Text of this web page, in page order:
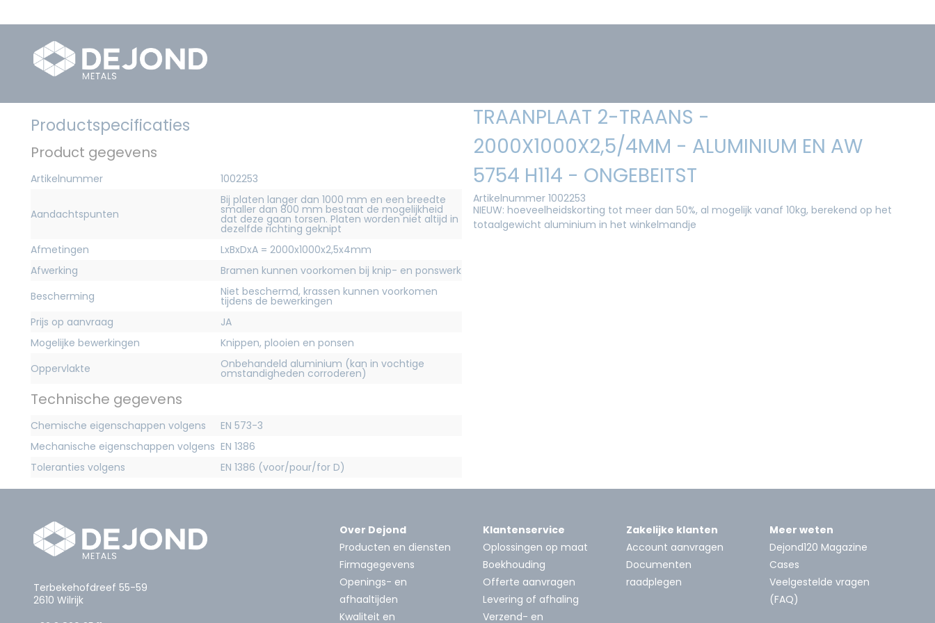
Productspecificaties
Product gegevens
Artikelnummer 1002253
Aandachtspunten
Bij platen langer dan 1000 mm en een breedte
smaller dan 800 mm bestaat de mogelijkheid
dat deze gaan torsen. Platen worden niet altijd in
dezelfde richting geknipt
Afmetingen
LxBxDxA = 2000x1000x2,5x4mm
Afwerking
Bramen kunnen voorkomen bij knip- en ponswerk
Bescherming
Niet beschermd, krassen kunnen voorkomen
tijdens de bewerkingen
Prijs op aanvraag
JA
Mogelijke bewerkingen
Knippen, plooien en ponsen
Oppervlakte
Onbehandeld aluminium (kan in vochtige
omstandigheden corroderen)
Technische gegevens
Chemische eigenschappen volgens
EN 573-3
Mechanische eigenschappen volgens EN 1386
Toleranties volgens
EN 1386 (voor/pour/for D)
TRAANPLAAT 2-TRAANS -
2000X1000X2,5/4MM - ALUMINIUM EN AW
5754 H114 - ONGEBEITST
Artikelnummer 1002253
NIEUW: hoeveelheidskorting tot meer dan 50%, al mogelijk vanaf 10kg, berekend op het
totaalgewicht aluminium in het winkelmandje
Terbekehofdreef 55-59
2610 Wilrijk
Over Dejond
Producten en diensten
Firmagegevens
Openings- en
afhaaltijden
Kwaliteit en
Klantenservice
Oplossingen op maat
Boekhouding
Offerte aanvragen
Levering of afhaling
Verzend- en
Zakelijke klanten
Account aanvragen
Documenten
raadplegen
Meer weten
Dejond120 Magazine
Cases
Veelgestelde vragen
(FAQ)